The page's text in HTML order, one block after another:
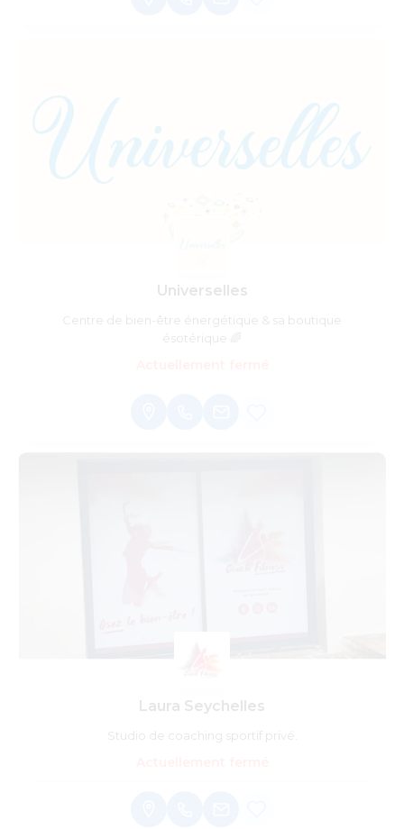
Universelles
Centre de bien-être énergétique & sa boutique
ésotérique 🌈
Laura Seychelles
Studio de coaching sportif privé.